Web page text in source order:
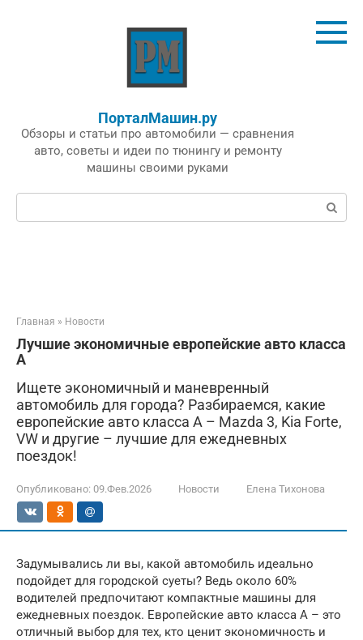
ПорталМашин.ру
Обзоры и статьи про автомобили — сравнения
авто, советы и идеи по тюнингу и ремонту
машины своими руками
Поиск:
Главная » Новости
Лучшие экономичные европейские авто класса
А
Ищете экономичный и маневренный
автомобиль для города? Разбираемся, какие
европейские авто класса А – Mazda 3, Kia Forte,
VW и другие – лучшие для ежедневных
поездок!
Опубликовано: 09.Фев.2026 Новости Елена Тихонова
Задумывались ли вы, какой автомобиль идеально
подойдет для городской суеты? Ведь около 60%
водителей предпочитают компактные машины для
ежедневных поездок. Европейские авто класса А – это
отличный выбор для тех, кто ценит экономичность и